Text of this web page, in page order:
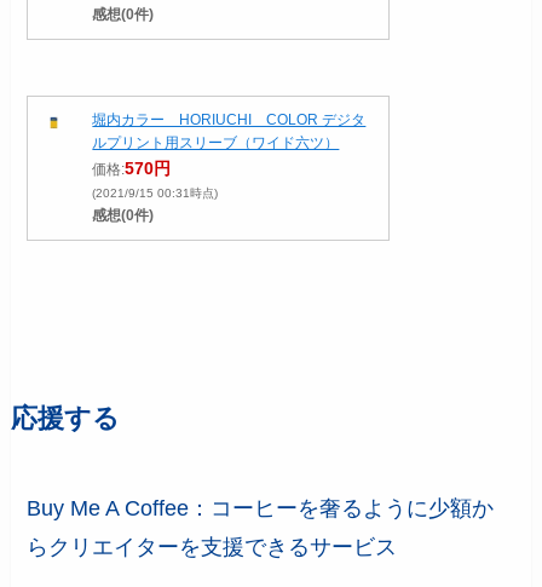
感想(0件)
堀内カラー HORIUCHI COLOR デジタ
ルプリント用スリーブ（ワイド六ツ）
価格:570円
(2021/9/15 00:31時点)
感想(0件)
応援する
Buy Me A Coffee：コーヒーを奢るように少額か
らクリエイターを支援できるサービス